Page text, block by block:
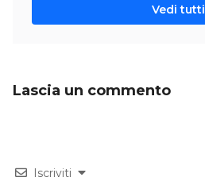
Vedi tutti
Lascia un commento
Iscriviti